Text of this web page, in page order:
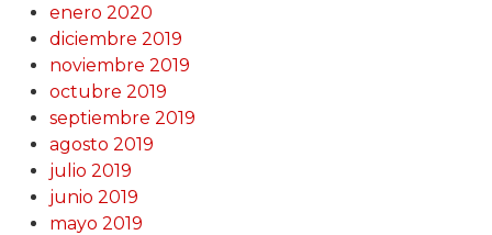
enero 2020
diciembre 2019
noviembre 2019
octubre 2019
septiembre 2019
agosto 2019
julio 2019
junio 2019
mayo 2019